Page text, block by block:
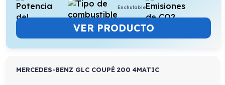
Enchufable
VER PRODUCTO
MERCEDES-BENZ GLC COUPÉ 200 4MATIC